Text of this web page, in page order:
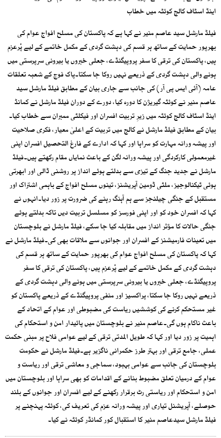
اینڈ اسٹاف کالج کوئٹہ میں خطاب
فیلڈ مارشل سید عاصم منیر نے کہا ہے کہ پاکستان کی مسلح افواج عوام کی
بھرپور حمایت کے ساتھ ہر قسم کی دہشت گردی کے مکمل خاتمے کے لیے پْرعزم
ہیں، پاکستان کی ترقی کا سفر پروپیگنڈے، جعلی خبروں یا بیرونی سرپرستی میں
ہونے والی دہشت گردی کے ذریعے نہیں روکا جا سکتا۔پاک فوج کے شعبہ تعلقات
عامہ (آئی ایس پی آر) کی جانب سے جاری بیان کے مطابق فیلڈ مارشل سید
عاصم منیر نے کوئٹہ گیریژن کا دورہ کیا، دورے کے دوران فیلڈ مارشل نے کمانڈ
اینڈ اسٹاف کالج کوئٹہ میں زیرِ تربیت افسران اور فیکلٹی ممبران سے خطاب کیا۔
بیان کے مطابق فیلڈ مارشل نے کالج میں تربیت کے اعلیٰ معیار، فکری صلاحیت
اور پیشہ ورانہ مہارت کو سراہا اور کہا کہ ادارے کے فارغ التحصیل افسران اپنی
غیرمعمولی کارکردگی اور پیشہ ورانہ لگن کے باعث نمایاں مقام رکھتے ہیں۔فیلڈ
مارشل نے جدید جنگ کے تیزی سے بدلتے ہوئے انداز پر روشنی ڈالی اور ابھرتی
ہوئی ٹیکنالوجیز، ملٹی ڈومین آپریشنز، تینوں مسلح افواج کے باہمی اشتراک اور
مستقبل کے جنگی چیلنجز سے ہم آہنگ رہنے کی ضرورت پر زور دیا۔انہوں نے
کہا کہ افسران خود کو اور اپنی فورسز کو مسلسل تربیت دیں تاکہ بدلتے ہوئے
جنگی حالات کا مؤثر انداز میں مقابلہ کیا جا سکے، فیلڈ مارشل نے بلوچستان
میں تعینات فارمیشنز کے افسران اور جوانوں سے ملاقات بھی کی۔فیلڈ مارشل نے
کہا کہ پاکستان کی مسلح افواج عوام کی بھرپور حمایت کے ساتھ ہر قسم کی
دہشت گردی کے مکمل خاتمے کے لیے پْرعزم ہیں، پاکستان کی ترقی کا سفر
پروپیگنڈے، جعلی خبروں یا بیرونی سرپرستی میں ہونے والی دہشت گردی کے
ذریعے نہیں روکا جا سکتا، پراکسیز اور منفی پروپیگنڈے کے ذریعے پاکستان کو
غیر مستحکم کرنے کی کوششیں ریاست کی مضبوطی اور عوام کے اتحاد کے
باعث ناکام ہوں گی۔عاصم منیر نے بلوچستان میں پائیدار امن و استحکام کی
اہمیت پر زور دیا اور کہا کہ طویل المدتی ترقی کے لیے عوامی فلاح پر مبنی حکمت
عملی، جامع ترقی اور بہتر طرز حکمرانی ناگزیر ہے۔فیلڈ مارشل نے حکومت
بلوچستان کی جانب سے عوامی بہبود، سماجی و معاشی ترقی اور ریاست و
عوام کے درمیان تعلق مضبوط بنانے کے اقدامات کو بھی سراہا اور بلوچستان میں
امن و استحکام اور ریاستی رٹ برقرار رکھنے کے لیے افسران اور جوانوں کے بلند
حوصلے، آپریشنل تیاری اور پیشہ ورانہ عزم کی تعریف کی، کوئٹہ پہنچنے پر
فیلڈ مارشل سیدعاصم منیر کا استقبال کور کمانڈر کوئٹہ نے کیا۔